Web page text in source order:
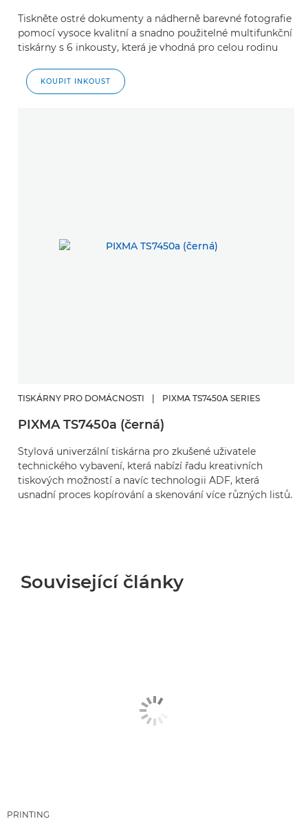
Tiskněte ostré dokumenty a nádherně barevné fotografie
pomocí vysoce kvalitní a snadno použitelné multifunkční
tiskárny s 6 inkousty, která je vhodná pro celou rodinu
KOUPIT INKOUST
TISKÁRNY PRO DOMÁCNOSTI PIXMA TS7450A SERIES
PIXMA TS7450a (černá)
Stylová univerzální tiskárna pro zkušené uživatele
technického vybavení, která nabízí řadu kreativních
tiskových možností a navíc technologii ADF, která
usnadní proces kopírování a skenování více různých listů.
Související články
PRINTING